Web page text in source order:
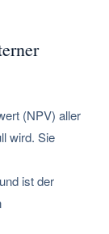
(NPV) aller
wird. Sie
ist der